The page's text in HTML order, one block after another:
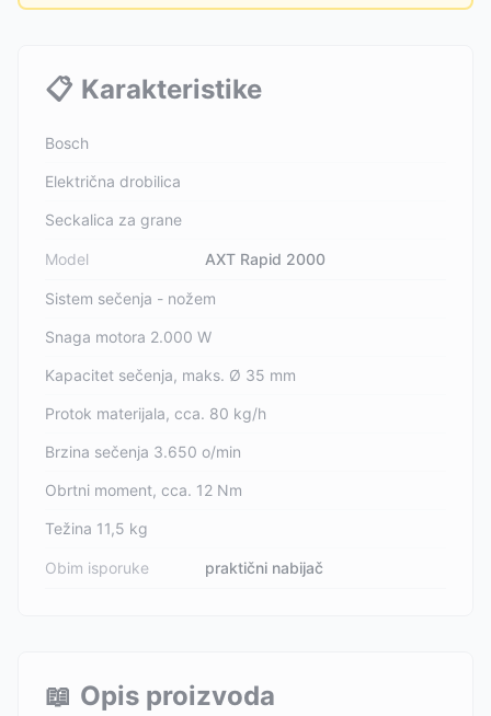
📋 Karakteristike
Bosch
Električna drobilica
Seckalica za grane
Model AXT Rapid 2000
Sistem sečenja - nožem
Snaga motora 2.000 W
Kapacitet sečenja, maks. Ø 35 mm
Protok materijala, cca. 80 kg/h
Brzina sečenja 3.650 o/min
Obrtni moment, cca. 12 Nm
Težina 11,5 kg
Obim isporuke praktični nabijač
📖 Opis proizvoda